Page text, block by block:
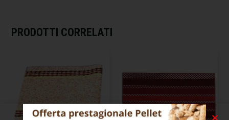
PRODOTTI CORRELATI